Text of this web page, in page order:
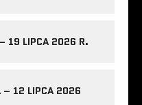
19 LIPCA 2026 R.
– 12 LIPCA 2026